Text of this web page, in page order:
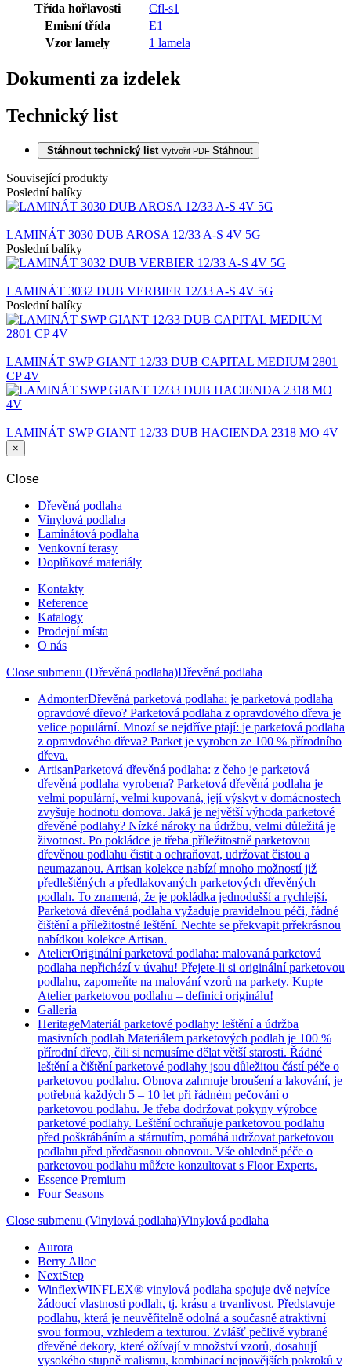
Třída hořlavosti
Cfl-s1
Emisní třída
E1
Vzor lamely
1 lamela
Dokumenti za izdelek
Technický list
Stáhnout technický list Vytvořit PDF Stáhnout
Související produkty
Poslední balíky
LAMINÁT 3030 DUB AROSA 12/33 A-S 4V 5G
Poslední balíky
LAMINÁT 3032 DUB VERBIER 12/33 A-S 4V 5G
Poslední balíky
LAMINÁT SWP GIANT 12/33 DUB CAPITAL MEDIUM 2801
CP 4V
LAMINÁT SWP GIANT 12/33 DUB HACIENDA 2318 MO 4V
×
Close
Dřevěná podlaha
Vinylová podlaha
Laminátová podlaha
Venkovní terasy
Doplňkové materiály
Kontakty
Reference
Katalogy
Prodejní místa
O nás
Close submenu (Dřevěná podlaha)Dřevěná podlaha
AdmonterDřevěná parketová podlaha: je parketová podlaha
opravdové dřevo? Parketová podlaha z opravdového dřeva je
velice populární. Mnozí se nejdříve ptají: je parketová podlaha
z opravdového dřeva? Parket je vyroben ze 100 % přírodního
dřeva.
ArtisanParketová dřevěná podlaha: z čeho je parketová
dřevěná podlaha vyrobena? Parketová dřevěná podlaha je
velmi populární, velmi kupovaná, její výskyt v domácnostech
zvyšuje hodnotu domova. Jaká je největší výhoda parketové
dřevěné podlahy? Nízké nároky na údržbu, velmi důležitá je
životnost. Po pokládce je třeba příležitostně parketovou
dřevěnou podlahu čistit a ochraňovat, udržovat čistou a
neumazanou. Artisan kolekce nabízí mnoho možností již
předleštěných a předlakovaných parketových dřevěných
podlah. To znamená, že je pokládka jednodušší a rychlejší.
Parketová dřevěná podlaha vyžaduje pravidelnou péči, řádné
čištění a příležitostné leštění. Nechte se překvapit prřekrásnou
nabídkou kolekce Artisan.
AtelierOriginální parketová podlaha: malovaná parketová
podlaha nepřichází v úvahu! Přejete-li si originální parketovou
podlahu, zapomeňte na malování vzorů na parkety. Kupte
Atelier parketovou podlahu – definici originálu!
Galleria
HeritageMateriál parketové podlahy: leštění a údržba
masivních podlah Materiálem parketových podlah je 100 %
přírodní dřevo, čili si nemusíme dělat větší starosti. Řádné
leštění a čištění parketové podlahy jsou důležitou částí péče o
parketovou podlahu. Obnova zahrnuje broušení a lakování, je
potřebná každých 5 – 10 let při řádném pečování o
parketovou podlahu. Je třeba dodržovat pokyny výrobce
parketové podlahy. Leštění ochraňuje parketovou podlahu
před poškrábáním a stárnutím, pomáhá udržovat parketovou
podlahu před předčasnou obnovou. Vše ohledně péče o
parketovou podlahu můžete konzultovat s Floor Experts.
Essence Premium
Four Seasons
Close submenu (Vinylová podlaha)Vinylová podlaha
Aurora
Berry Alloc
NextStep
WinflexWINFLEX® vinylová podlaha spojuje dvě nejvíce
žádoucí vlastnosti podlah, tj. krásu a trvanlivost. Představuje
podlahu, která je neuvěřitelně odolná a současně atraktivní
svou formou, vzhledem a texturou. Zvlášť pečlivě vybrané
dřevěné dekory, které ožívají v množství vzorů, dosahují
vysokého stupně realismu, kombinací nejnovějších pokroků v